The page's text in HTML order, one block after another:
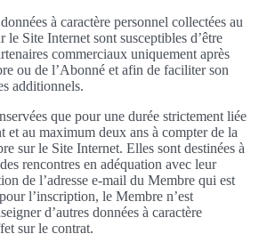
à caractère personnel collectées au
le Site Internet sont susceptibles d’être
commerciaux uniquement après
ou de l’Abonné et afin de faciliter son
additionnels.
que pour une durée strictement liée
et au maximum deux ans à compter de la
sur le Site Internet. Elles sont destinées à
rencontres en adéquation avec leur
de l’adresse e-mail du Membre qui est
l’inscription, le Membre n’est
d’autres données à caractère
sur le contrat.